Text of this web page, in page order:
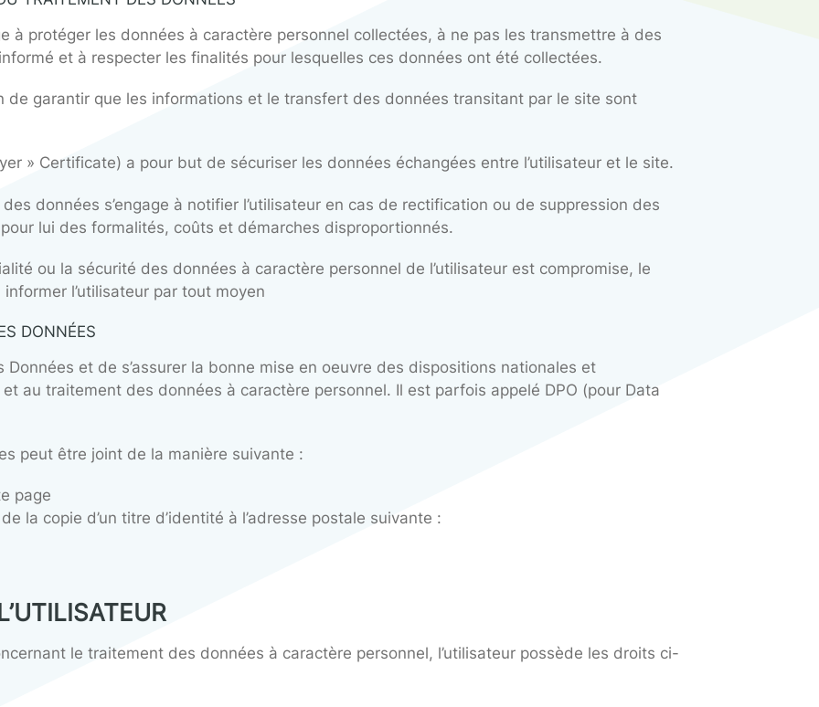
par le site sont exclusivement hébergées et traitées en France.
DU TRAITEMENT DES DONNÉES ET DÉLÉGUÉ À LA
DES DONNÉES
données à caractère personnel peut être contacté de la manière suivante :
de cette page
de la copie d’un titre d’identité à l’adresse postale suivante :
données est chargé de déterminer les finalités et les moyens mis au service du
DU TRAITEMENT DES DONNÉES
à protéger les données à caractère personnel collectées, à ne pas les transmettre à
ait été informé et à respecter les finalités pour lesquelles ces données ont été collectées.
Layer » Certificate) a pour but de sécuriser les données échangées entre l’utilisateur et